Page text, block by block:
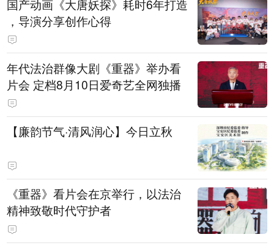
国产动画《大唐妖探》耗时6年打造
，导演分享创作心得
年代法治群像大剧《重器》举办看
片会 定档8月10日爱奇艺全网独播
【廉韵节气·清风润心】今日立秋
《重器》看片会在京举行，以法治
精神致敬时代守护者